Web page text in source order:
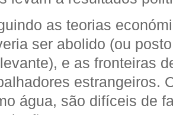
as teorias
ser abolido (ou
e as fronteiras
estrangeiros.
água, são difíceis de